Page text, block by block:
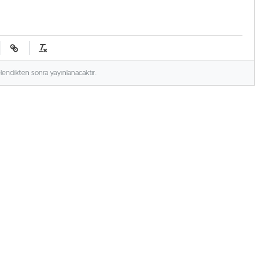
sonra yayınlanacaktır.